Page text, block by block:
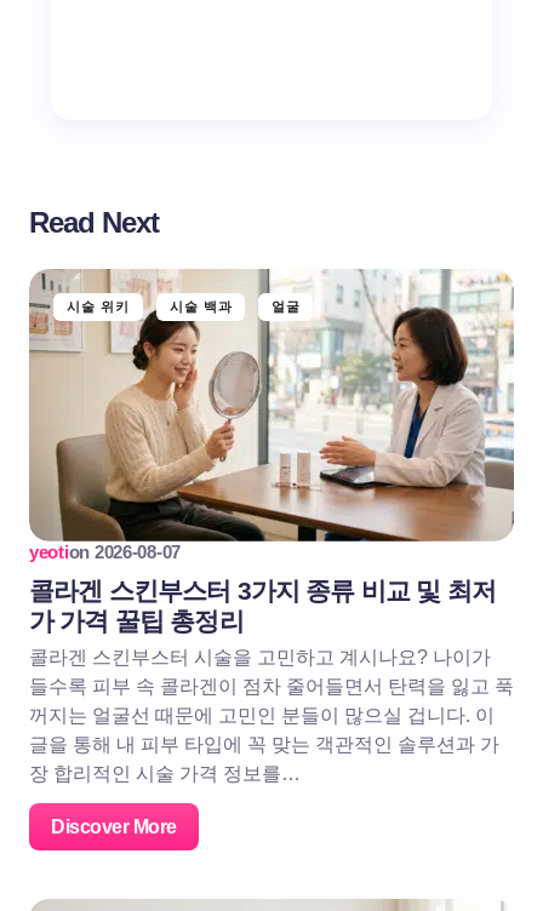
Read Next
시술 위키 시술 백과 얼굴
yeotion 2026-08-07
콜라겐 스킨부스터 3가지 종류 비교 및 최저
가 가격 꿀팁 총정리
콜라겐 스킨부스터 시술을 고민하고 계시나요? 나이가
들수록 피부 속 콜라겐이 점차 줄어들면서 탄력을 잃고 푹
꺼지는 얼굴선 때문에 고민인 분들이 많으실 겁니다. 이
글을 통해 내 피부 타입에 꼭 맞는 객관적인 솔루션과 가
장 합리적인 시술 가격 정보를…
Discover More